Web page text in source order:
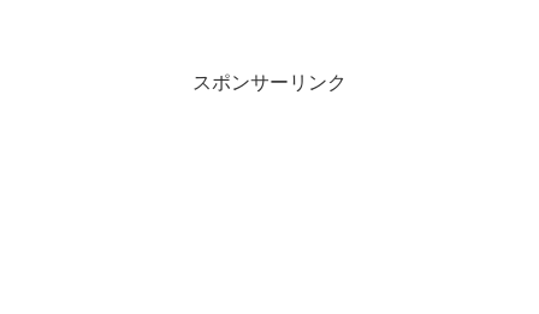
スポンサーリンク